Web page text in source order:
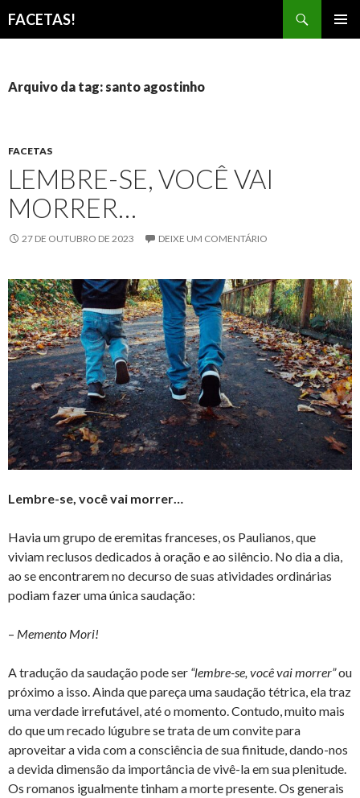
FACETAS!
CONTEÚDO
Arquivo da tag: santo agostinho
FACETAS
LEMBRE-SE, VOCÊ VAI
MORRER…
27 DE OUTUBRO DE 2023 DEIXE UM COMENTÁRIO
Lembre-se, você vai morrer…
Havia um grupo de eremitas franceses, os Paulianos, que
viviam reclusos dedicados à oração e ao silêncio. No dia a dia,
ao se encontrarem no decurso de suas atividades ordinárias
podiam fazer uma única saudação:
– Memento Mori!
A tradução da saudação pode ser “lembre-se, você vai morrer”ou
próximo a isso. Ainda que pareça uma saudação tétrica, ela traz
uma verdade irrefutável, até o momento. Contudo, muito mais
do que um recado lúgubre se trata de um convite para
aproveitar a vida com a consciência de sua finitude, dando-nos
a devida dimensão da importância de vivê-la em sua plenitude.
Os romanos igualmente tinham a morte presente. Os generais